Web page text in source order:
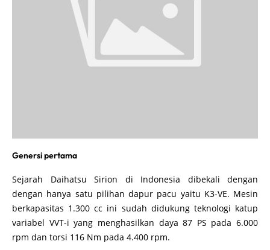
Genersi pertama
Sejarah Daihatsu Sirion di Indonesia dibekali dengan
dengan hanya satu pilihan dapur pacu yaitu K3-VE. Mesin
berkapasitas 1.300 cc ini sudah didukung teknologi katup
variabel VVT-i yang menghasilkan daya 87 PS pada 6.000
rpm dan torsi 116 Nm pada 4.400 rpm.